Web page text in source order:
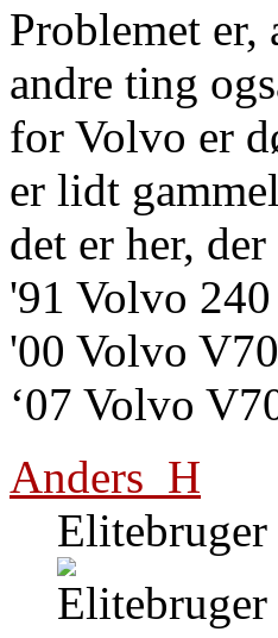
Problemet er,
andre ting
for Volvo er
er lidt
det er her,
'91 Volvo
'00 Volvo
‘07 Volvo
Anders_H
Elitebruger